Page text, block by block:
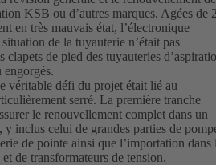
KSB ou d’autres marques. Agées de
en très mauvais état, l’électronique
de la tuyauterie n’était pas
clapets de pied des tuyauteries
engorgés.
véritable défi du projet était lié au
serré. La première tranche
le renouvellement complet dans un
y inclus celui de grandes parties de
de pointe ainsi que l’importation dans
de transformateurs de tension.